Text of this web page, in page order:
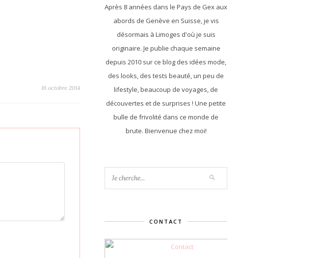
16 octobre 2014
Après 8 années dans le Pays de Gex aux
abords de Genève en Suisse, je vis
désormais à Limoges d'où je suis
originaire. Je publie chaque semaine
depuis 2010 sur ce blog des idées mode,
des looks, des tests beauté, un peu de
lifestyle, beaucoup de voyages, de
découvertes et de surprises ! Une petite
bulle de frivolité dans ce monde de
brute. Bienvenue chez moi!
CONTACT